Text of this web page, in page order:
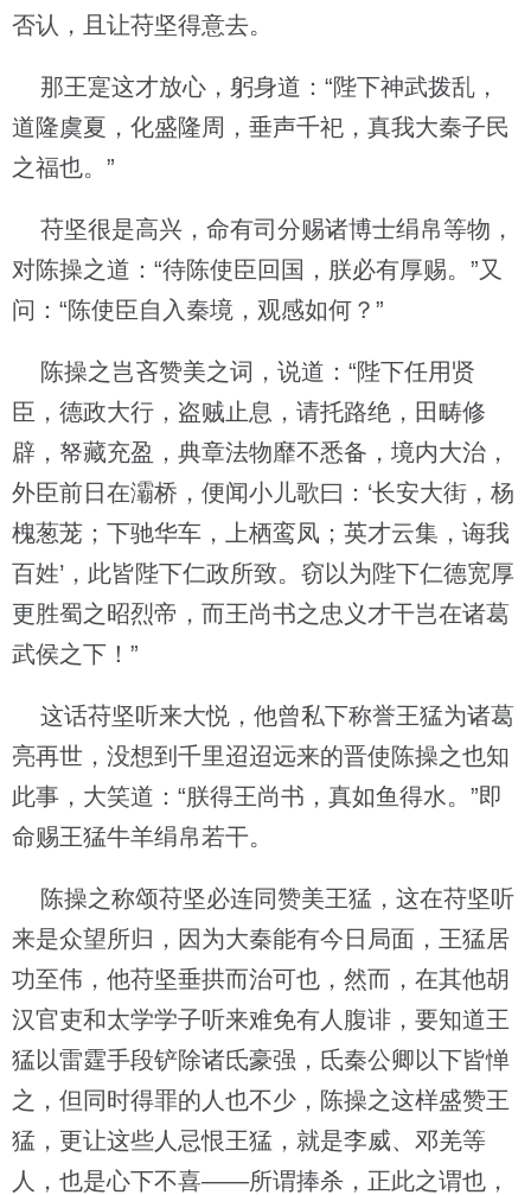
否认，且让苻坚得意去。
那王寔这才放心，躬身道：“陛下神武拨乱，
道隆虞夏，化盛隆周，垂声千祀，真我大秦子民
之福也。”
苻坚很是高兴，命有司分赐诸博士绢帛等物，
对陈操之道：“待陈使臣回国，朕必有厚赐。”又
问：“陈使臣自入秦境，观感如何？”
陈操之岂吝赞美之词，说道：“陛下任用贤
臣，德政大行，盗贼止息，请托路绝，田畴修
辟，帑藏充盈，典章法物靡不悉备，境内大治，
外臣前日在灞桥，便闻小儿歌曰：‘长安大街，杨
槐葱茏；下驰华车，上栖鸾凤；英才云集，诲我
百姓’，此皆陛下仁政所致。窃以为陛下仁德宽厚
更胜蜀之昭烈帝，而王尚书之忠义才干岂在诸葛
武侯之下！”
这话苻坚听来大悦，他曾私下称誉王猛为诸葛
亮再世，没想到千里迢迢远来的晋使陈操之也知
此事，大笑道：“朕得王尚书，真如鱼得水。”即
命赐王猛牛羊绢帛若干。
陈操之称颂苻坚必连同赞美王猛，这在苻坚听
来是众望所归，因为大秦能有今日局面，王猛居
功至伟，他苻坚垂拱而治可也，然而，在其他胡
汉官吏和太学学子听来难免有人腹诽，要知道王
猛以雷霆手段铲除诸氐豪强，氐秦公卿以下皆惮
之，但同时得罪的人也不少，陈操之这样盛赞王
猛，更让这些人忌恨王猛，就是李威、邓羌等
人，也是心下不喜——所谓捧杀，正此之谓也，